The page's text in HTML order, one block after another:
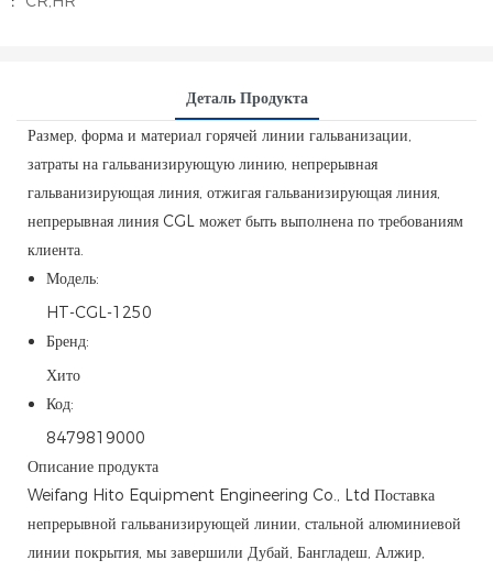
Деталь Продукта
Размер, форма и материал горячей линии гальванизации,
затраты на гальванизирующую линию, непрерывная
гальванизирующая линия, отжигая гальванизирующая линия,
непрерывная линия CGL может быть выполнена по требованиям
клиента.
Модель:
HT-CGL-1250
Бренд:
Хито
Код:
8479819000
Описание продукта
Weifang Hito Equipment Engineering Co., Ltd Поставка
непрерывной гальванизирующей линии, стальной алюминиевой
линии покрытия, мы завершили Дубай, Бангладеш, Алжир,